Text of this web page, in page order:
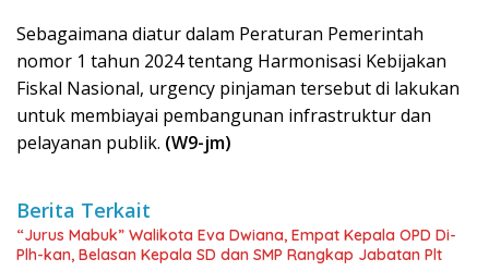
Sebagaimana diatur dalam Peraturan Pemerintah
nomor 1 tahun 2024 tentang Harmonisasi Kebijakan
Fiskal Nasional, urgency pinjaman tersebut di lakukan
untuk membiayai pembangunan infrastruktur dan
pelayanan publik. (W9-jm)
Berita Terkait
“Jurus Mabuk” Walikota Eva Dwiana, Empat Kepala OPD Di-
Plh-kan, Belasan Kepala SD dan SMP Rangkap Jabatan Plt